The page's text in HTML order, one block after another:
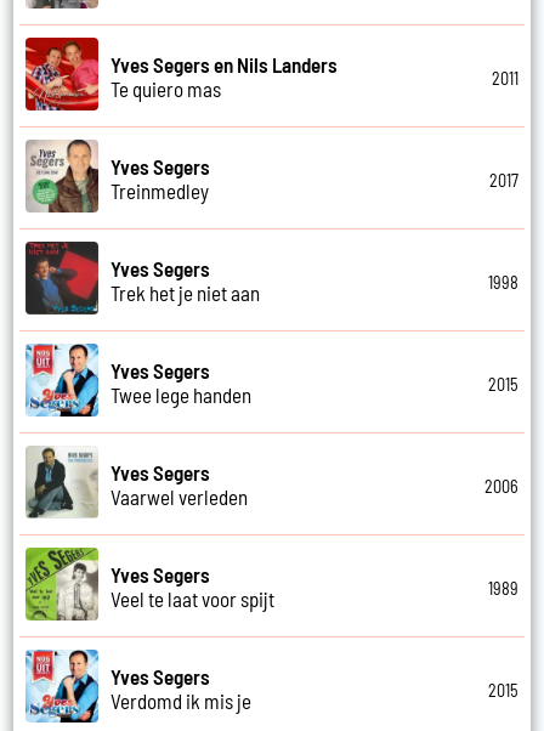
Yves Segers en Nils Landers
Te quiero mas
2011
Yves Segers
Treinmedley
2017
Yves Segers
Trek het je niet aan
1998
Yves Segers
Twee lege handen
2015
Yves Segers
Vaarwel verleden
2006
Yves Segers
Veel te laat voor spijt
1989
Yves Segers
Verdomd ik mis je
2015